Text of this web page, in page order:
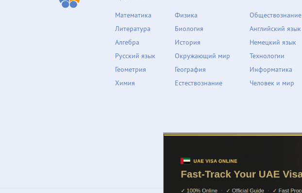
Математика
Литература
Алгебра
Русский язык
Геометрия
Химия
Физика
Биология
История
Окружающий мир
География
Естествознание
Обществознание
Английский язык
Немецкий язык
Технологии
Информатика
Человек и мир